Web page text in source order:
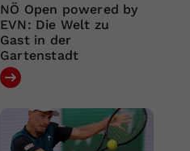
NÖ Open powered by
EVN: Die Welt zu
Gast in der
Gartenstadt